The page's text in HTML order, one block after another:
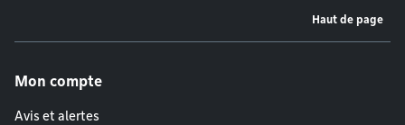
Haut de page
Mon compte
Avis et alertes